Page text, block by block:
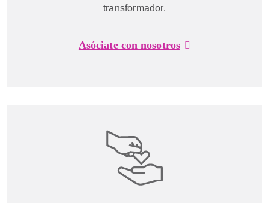
transformador.
Asóciate con nosotros